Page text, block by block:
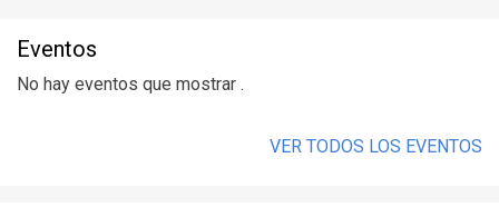
Eventos
No hay eventos que mostrar .
VER TODOS LOS EVENTOS